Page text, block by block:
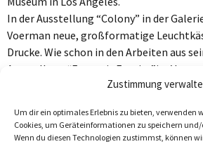
Zustimmung
Um dir ein optimales Erlebnis zu bieten, verwenden
Cookies, um Geräteinformationen zu speichern
Wenn du diesen Technologien zustimmst, können
In der Ausstellung “Colony” in der
Voerman neue, großformatige
Drucke. Wie schon in den Arbeiten aus
Ausstellung “Entropic Empire”ist
Architekturen, wie das UNO-Gebäude in
Welt. Er generiert Dystopien,
Schönheit. Ein unterschwelliges,